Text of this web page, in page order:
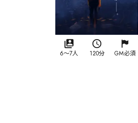
6〜7人 120分 GM必須